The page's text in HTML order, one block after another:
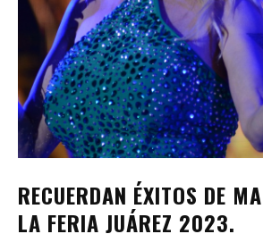
RECUERDAN ÉXITOS DE
LA FERIA JUÁREZ 2023.